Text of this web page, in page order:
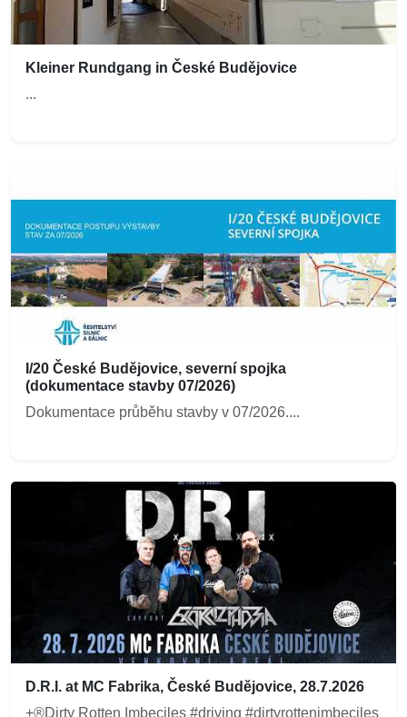
Kleiner Rundgang in České Budějovice
...
I/20 České Budějovice, severní spojka
(dokumentace stavby 07/2026)
Dokumentace průběhu stavby v 07/2026....
D.R.I. at MC Fabrika, České Budějovice, 28.7.2026
+®Dirty Rotten Imbeciles #driving #dirtyrottenimbeciles